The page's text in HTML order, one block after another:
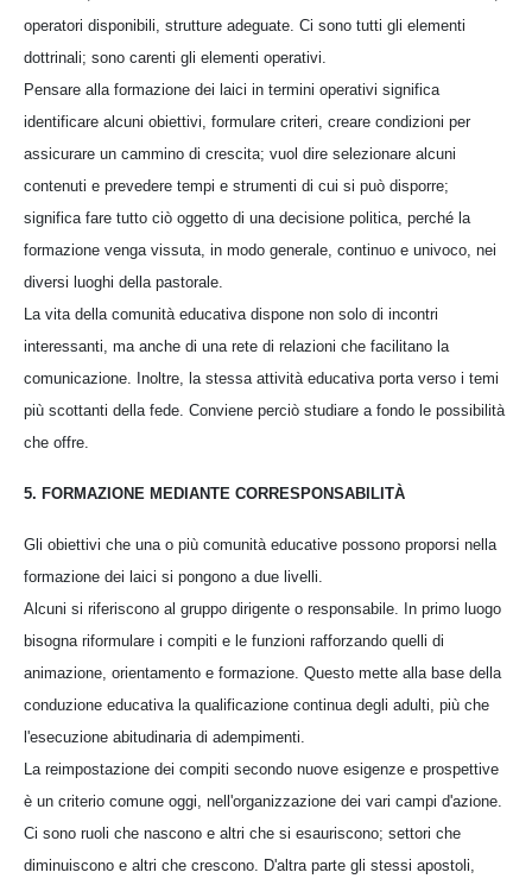
operatori disponibili, strutture adeguate. Ci sono tutti gli elementi
dottrinali; sono carenti gli elementi operativi.
Pensare alla formazione dei laici in termini operativi significa
identificare alcuni obiettivi, formulare criteri, creare condizioni per
assicurare un cammino di crescita; vuol dire selezionare alcuni
contenuti e prevedere tempi e strumenti di cui si può disporre;
significa fare tutto ciò oggetto di una decisione politica, perché la
formazione venga vissuta, in modo generale, continuo e univoco, nei
diversi luoghi della pastorale.
La vita della comunità educativa dispone non solo di incontri
interessanti, ma anche di una rete di relazioni che facilitano la
comunicazione. Inoltre, la stessa attività educativa porta verso i temi
più scottanti della fede. Conviene perciò studiare a fondo le possibilità
che offre.
5. FORMAZIONE MEDIANTE CORRESPONSABILITÀ
Gli obiettivi che una o più comunità educative possono proporsi nella
formazione dei laici si pongono a due livelli.
Alcuni si riferiscono al gruppo dirigente o responsabile. In primo luogo
bisogna riformulare i compiti e le funzioni rafforzando quelli di
animazione, orientamento e formazione. Questo mette alla base della
conduzione educativa la qualificazione continua degli adulti, più che
l'esecuzione abitudinaria di adempimenti.
La reimpostazione dei compiti secondo nuove esigenze e prospettive
è un criterio comune oggi, nell'organizzazione dei vari campi d'azione.
Ci sono ruoli che nascono e altri che si esauriscono; settori che
diminuiscono e altri che crescono. D'altra parte gli stessi apostoli,